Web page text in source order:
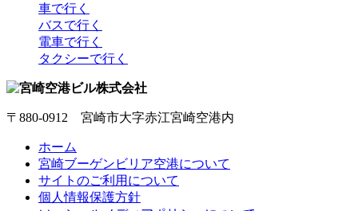
車で行く
バスで行く
電車で行く
タクシーで行く
〒880-0912 宮崎市大字赤江宮崎空港内
ホーム
宮崎ブーゲンビリア空港について
サイトのご利用について
個人情報保護方針